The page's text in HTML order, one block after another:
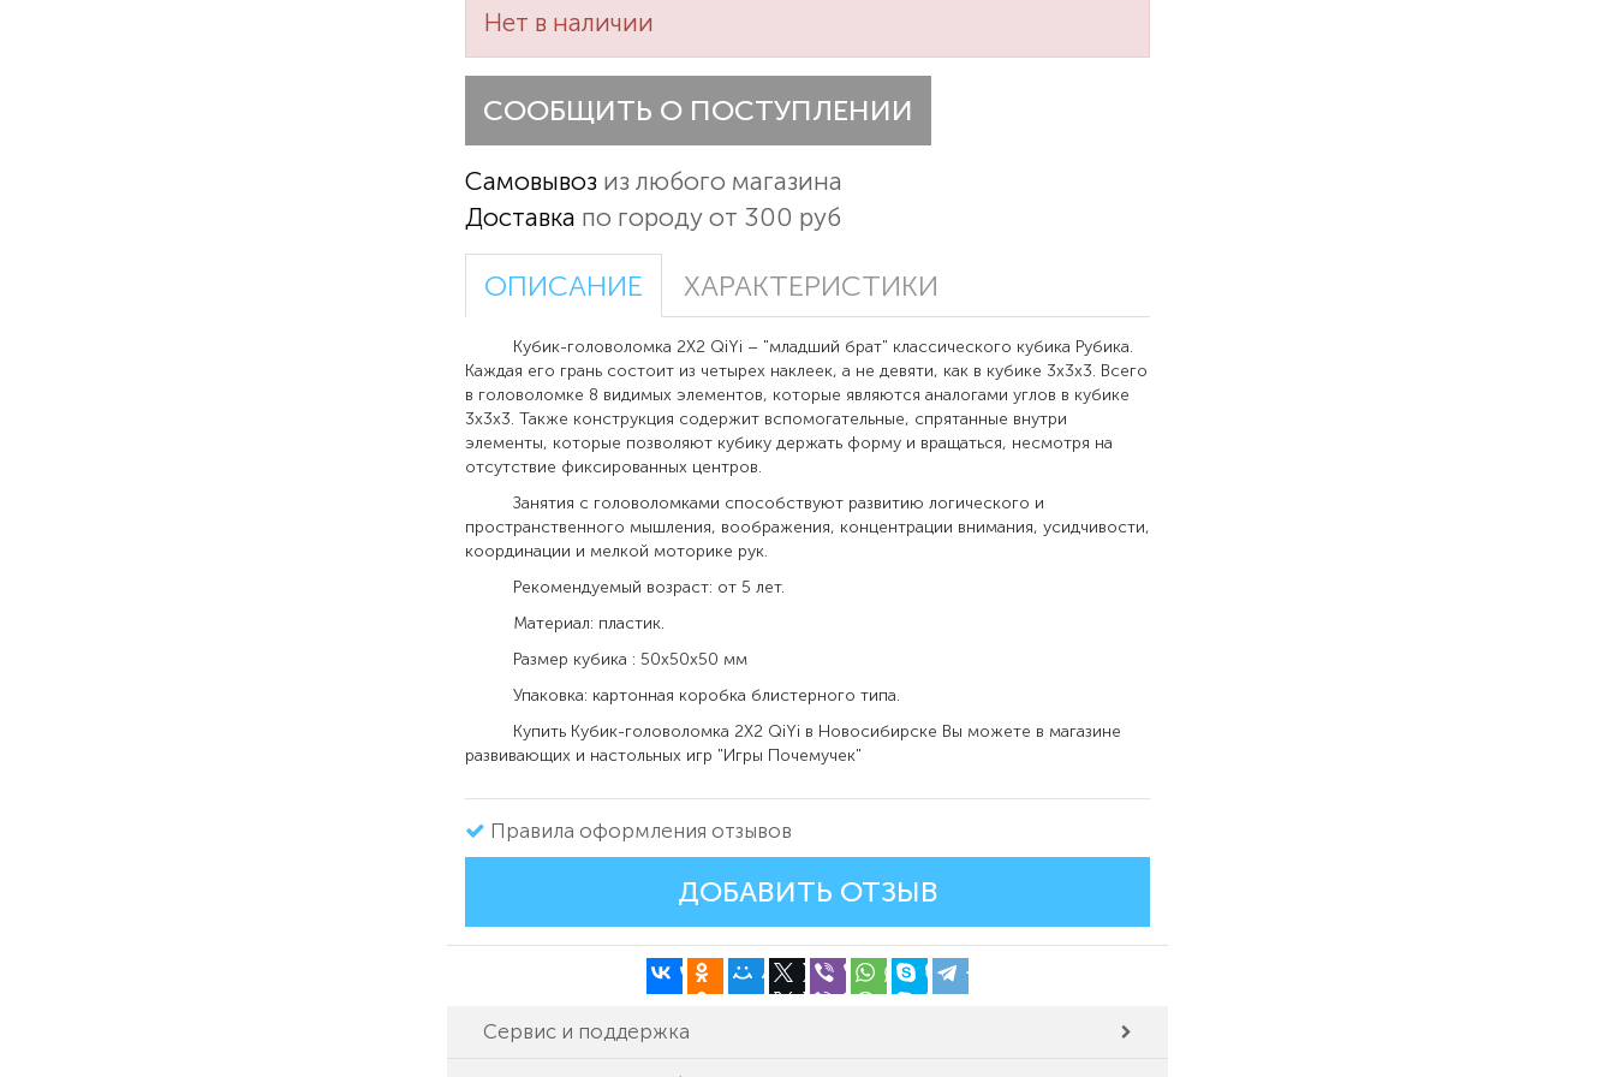
Нет в наличии
СООБЩИТЬ О ПОСТУПЛЕНИИ
Самовывоз из любого магазина
Доставка по городу от 300 руб
ОПИСАНИЕ ХАРАКТЕРИСТИКИ
Кубик-головоломка 2Х2 QiYi – "младший брат" классического кубика Рубика.
Каждая его грань состоит из четырех наклеек, а не девяти, как в кубике 3х3х3. Всего
в головоломке 8 видимых элементов, которые являются аналогами углов в кубике
3х3х3. Также конструкция содержит вспомогательные, спрятанные внутри
элементы, которые позволяют кубику держать форму и вращаться, несмотря на
отсутствие фиксированных центров.
Занятия с головоломками способствуют развитию логического и
пространственного мышления, воображения, концентрации внимания, усидчивости,
координации и мелкой моторике рук.
Рекомендуемый возраст: от 5 лет.
Материал: пластик.
Размер кубика : 50х50х50 мм
Упаковка: картонная коробка блистерного типа.
Купить Кубик-головоломка 2Х2 QiYi в Новосибирске Вы можете в магазине
развивающих и настольных игр "Игры Почемучек"
Правила оформления отзывов
ДОБАВИТЬ ОТЗЫВ
Сервис и поддержка